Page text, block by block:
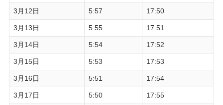
3月12日 5:57 17:50
3月13日 5:55 17:51
3月14日 5:54 17:52
3月15日 5:53 17:53
3月16日 5:51 17:54
3月17日 5:50 17:55